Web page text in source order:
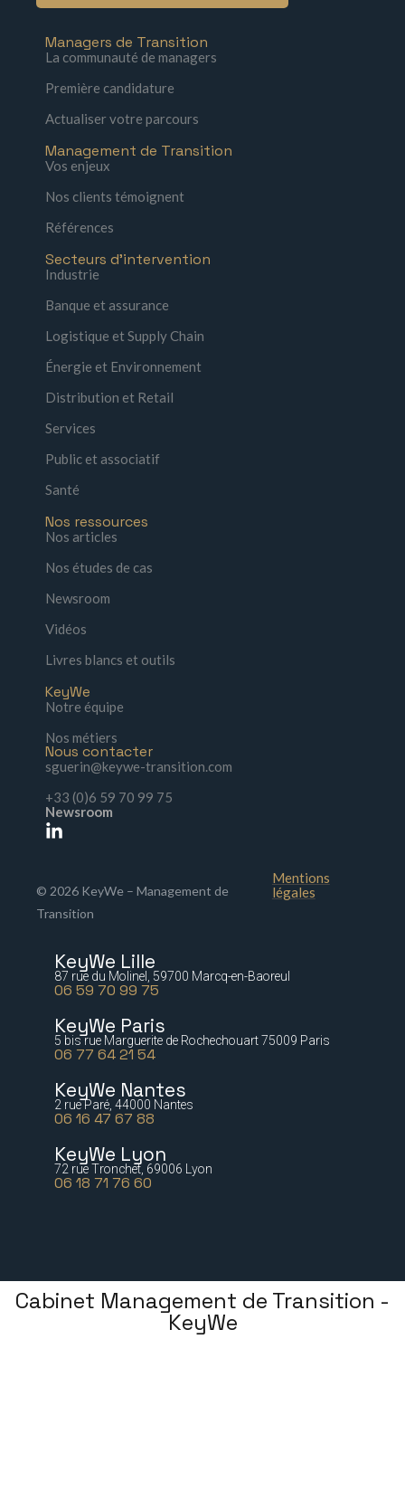
Managers de Transition
La communauté de managers
Première candidature
Actualiser votre parcours
Management de Transition
Vos enjeux
Nos clients témoignent
Références
Secteurs d'intervention
Industrie
Banque et assurance
Logistique et Supply Chain
Énergie et Environnement
Distribution et Retail
Services
Public et associatif
Santé
Nos ressources
Nos articles
Nos études de cas
Newsroom
Vidéos
Livres blancs et outils
KeyWe
Notre équipe
Nos métiers
Nous contacter
sguerin@keywe-transition.com
+33 (0)6 59 70 99 75
Newsroom
© 2026 KeyWe – Management de
Transition
Mentions
légales
KeyWe Lille
87 rue du Molinel, 59700 Marcq-en-Baoreul
06 59 70 99 75
KeyWe Paris
5 bis rue Marguerite de Rochechouart 75009 Paris
06 77 64 21 54
KeyWe Nantes
2 rue Paré, 44000 Nantes
06 16 47 67 88
KeyWe Lyon
72 rue Tronchet, 69006 Lyon
06 18 71 76 60
Cabinet Management de Transition -
KeyWe